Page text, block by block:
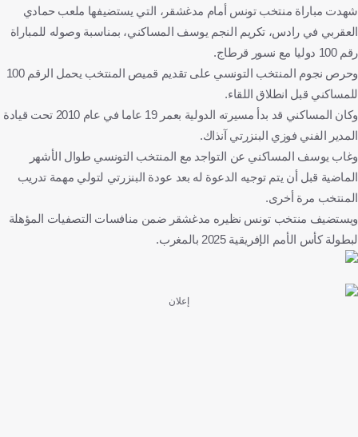
شهدت مباراة منتخب تونس أمام مدغشقر، التي يستضيفها ملعب حمادي
العقربي في رادس، تكريم النجم يوسف المساكني، بمناسبة وصوله للمباراة
رقم 100 دوليا مع نسور قرطاج.
وحرص نجوم المنتخب التونسي على تقديم قميص المنتخب يحمل الرقم 100
للمساكني قبل انطلاق اللقاء.
وكان المساكني قد بدأ مسيرته الدولية بعمر 19 عاما في عام 2010 تحت قيادة
المدير الفني فوزي البنزرتي آنذاك.
وغاب يوسف المساكني عن التواجد مع المنتخب التونسي طوال الأشهر
الماضية قبل أن يتم توجيه الدعوة له بعد عودة البنزرتي لتولي مهمة تدريب
المنتخب مرة أخرى.
ويستضيف منتخب تونس نظيره مدغشقر ضمن منافسات التصفيات المؤهلة
لبطولة كأس الأمم الإفريقية 2025 بالمغرب.
إعلان